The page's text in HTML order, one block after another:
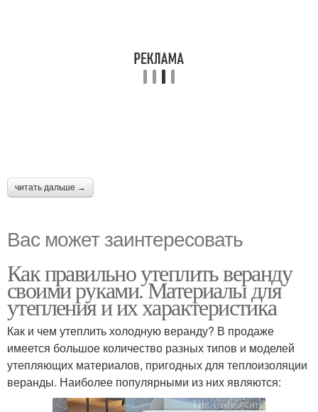
читать дальше →
Вас может заинтересовать
Как правильно утеплить веранду
своими руками. Материалы для
утепления и их характеристика
Как и чем утеплить холодную веранду? В продаже
имеется большое количество разных типов и моделей
утепляющих материалов, пригодных для теплоизоляции
веранды. Наиболее популярными из них являются: